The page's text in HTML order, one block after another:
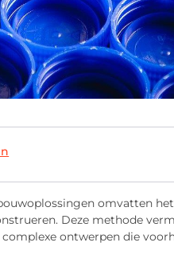
omvatten
Deze methode
ontwerpen die